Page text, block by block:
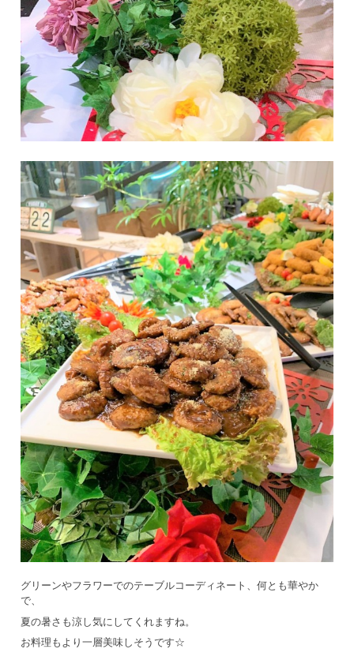
グリーンやフラワーでのテーブルコーディネート、何とも華やか
で、
夏の暑さも涼し気にしてくれますね。
お料理もより一層美味しそうです☆